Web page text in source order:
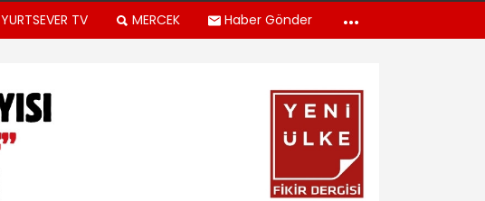
YURTSEVER TV MERCEK Haber Gönder